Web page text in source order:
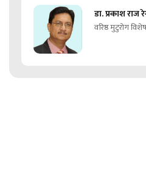
डा. प्रकाश राज
वरिष्ठ मुटुरोग